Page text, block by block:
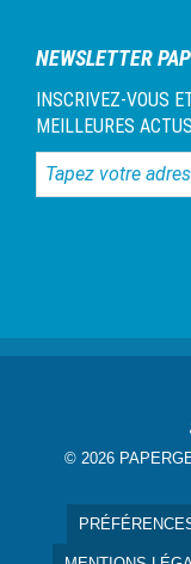
NEWSLETTER
INSCRIVEZ-VOUS
MEILLEURES
Tapez
votre
© 2026